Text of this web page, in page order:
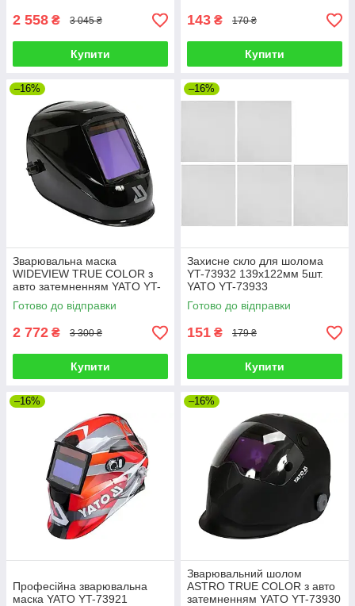
2 558 ₴ 3 045 ₴
Купити
143 ₴ 170 ₴
Купити
–16%
Зварювальна маска
WIDEVIEW TRUE COLOR з
авто затемненням YATO YT-
73932
Готово до відправки
2 772 ₴ 3 300 ₴
Купити
–16%
Захисне скло для шолома
YT-73932 139х122мм 5шт.
YATO YT-73933
Готово до відправки
151 ₴ 179 ₴
Купити
–16%
Професійна зварювальна
маска YATO YT-73921
–16%
Зварювальний шолом
ASTRO TRUE COLOR з авто
затемненням YATO YT-73930